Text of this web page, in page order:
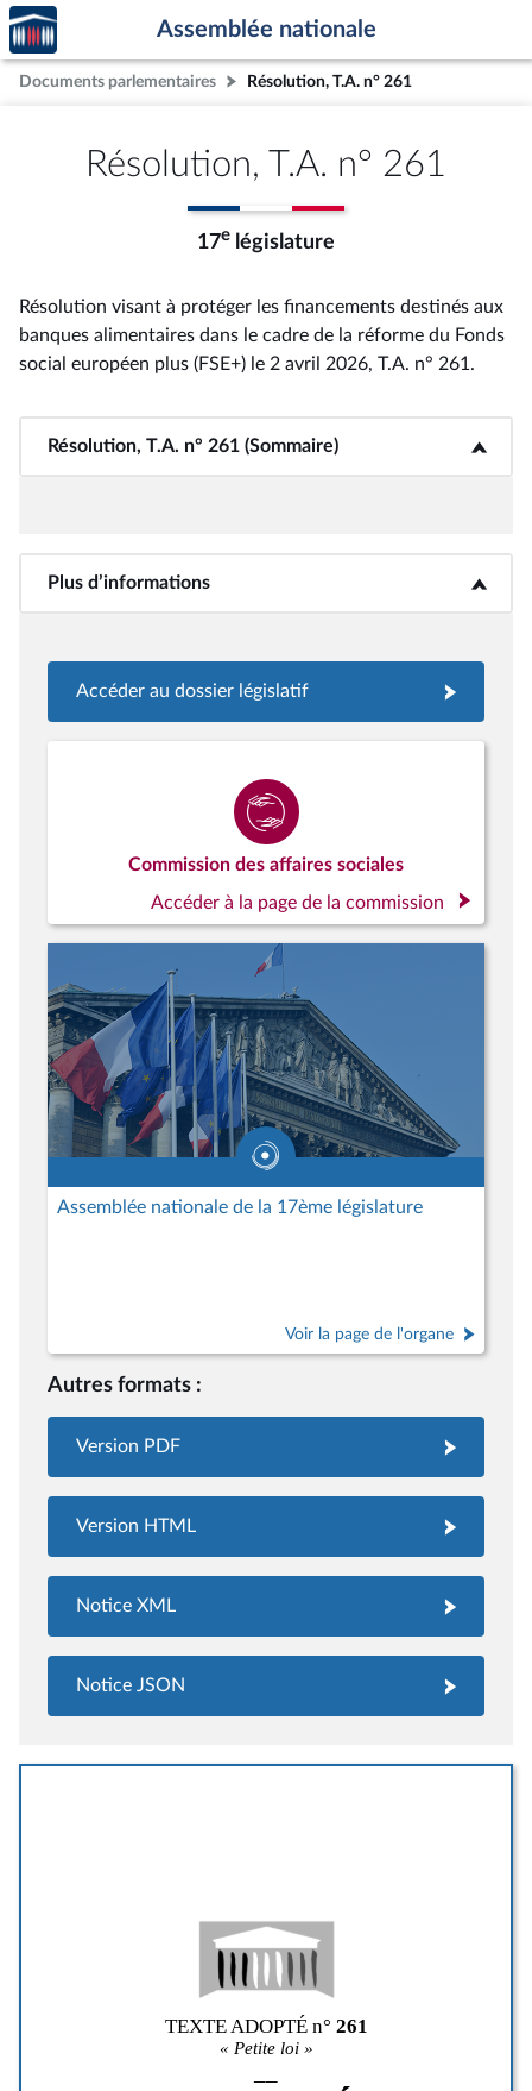
Aller au contenu
Aller en bas de la page
Accèder
à la
page
d'accueil
Assemblée nationale
Documents parlementaires Résolution, T.A. n° 261
Résolution, T.A. n° 261
17e législature
Résolution visant à protéger les financements destinés aux
banques alimentaires dans le cadre de la réforme du Fonds
social européen plus (FSE+) le 2 avril 2026, T.A. n° 261 .
Résolution, T.A. n° 261 (Sommaire)
<b>Résolution, T.A. n° 261 (Sommaire)</b>
Plus d’informations<b>Plus d’informations</b>
Accéder au dossier législatif
Commission des affaires sociales
Accéder à la page de la commission
Assemblée nationale de la 17ème législature
Voir la page de l'organe
Autres formats :
Version PDF
Version HTML
Notice XML
Notice JSON